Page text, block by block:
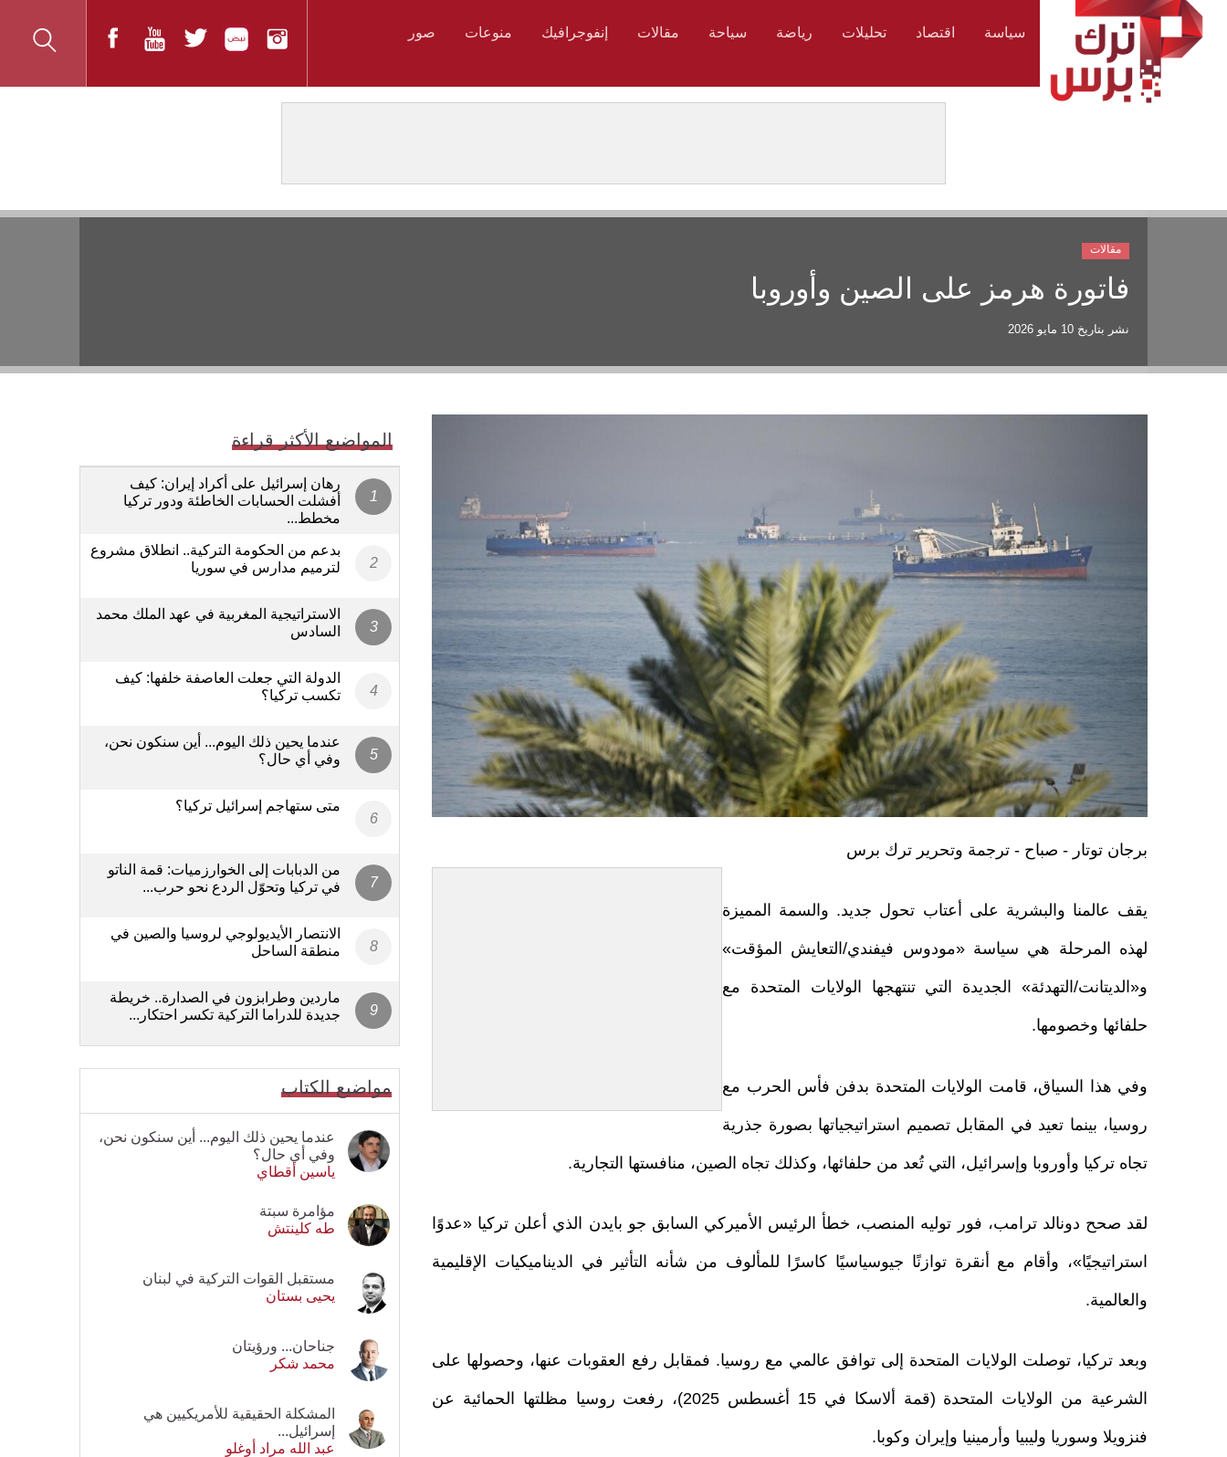
سياسة اقتصاد تحليلات رياضة سياحة مقالات إنفوجرافيك منوعات صور
فاتورة هرمز على الصين وأوروبا
نشر بتاريخ 10 مايو 2026
مقالات
برجان توتار - صباح - ترجمة وتحرير ترك برس
يقف عالمنا والبشرية على أعتاب تحول جديد. والسمة المميزة
لهذه المرحلة هي سياسة «مودوس فيفندي/التعايش المؤقت»
و«الديتانت/التهدئة» الجديدة التي تنتهجها الولايات المتحدة مع
حلفائها وخصومها.
وفي هذا السياق، قامت الولايات المتحدة بدفن فأس الحرب مع
روسيا، بينما تعيد في المقابل تصميم استراتيجياتها بصورة جذرية
تجاه تركيا وأوروبا وإسرائيل، التي تُعد من حلفائها، وكذلك تجاه الصين، منافستها التجارية.
لقد صحح دونالد ترامب، فور توليه المنصب، خطأ الرئيس الأميركي السابق جو بايدن الذي أعلن تركيا «عدوًا
استراتيجيًا»، وأقام مع أنقرة توازنًا جيوسياسيًا كاسرًا للمألوف من شأنه التأثير في الديناميكيات الإقليمية
والعالمية.
وبعد تركيا، توصلت الولايات المتحدة إلى توافق عالمي مع روسيا. فمقابل رفع العقوبات عنها، وحصولها على
الشرعية من الولايات المتحدة (قمة ألاسكا في 15 أغسطس 2025)، رفعت روسيا مظلتها الحمائية عن
فنزويلا وسوريا وليبيا وأرمينيا وإيران وكوبا.
المواضيع الأكثر قراءة
رهان إسرائيل على أكراد إيران: كيف
أفشلت الحسابات الخاطئة ودور تركيا
مخطط...
بدعم من الحكومة التركية.. انطلاق مشروع
لترميم مدارس في سوريا
الاستراتيجية المغربية في عهد الملك محمد
السادس
الدولة التي جعلت العاصفة خلفها: كيف
تكسب تركيا؟
عندما يحين ذلك اليوم... أين سنكون نحن،
وفي أي حال؟
متى ستهاجم إسرائيل تركيا؟
من الدبابات إلى الخوارزميات: قمة الناتو
في تركيا وتحوّل الردع نحو حرب...
الانتصار الأيديولوجي لروسيا والصين في
منطقة الساحل
ماردين وطرابزون في الصدارة.. خريطة
جديدة للدراما التركية تكسر احتكار...
مواضيع الكتاب
عندما يحين ذلك اليوم... أين سنكون نحن،
وفي أي حال؟
ياسين أقطاي
مؤامرة سبتة
طه كلينتش
مستقبل القوات التركية في لبنان
يحيى بستان
جناحان... ورؤيتان
محمد شكر
المشكلة الحقيقية للأمريكيين هي
إسرائيل...
عبد الله مراد أوغلو